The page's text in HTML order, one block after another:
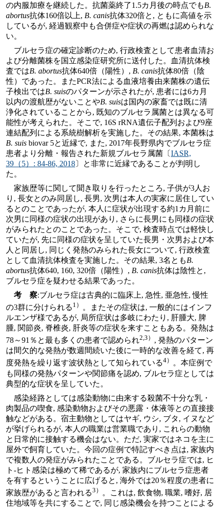
の内服加療を継続した。抗菌薬終了1.5カ月後の時点でもB.
abortus抗体160倍以上, B. canis抗体320倍と, ともに高値を示
しているが, 経過観察中も合併症や症状の再燃は認められな
い。
ブルセラ症の確定診断のため, 行政検査として患者血清お
よび分離菌株を国立感染症研究所に送付した。血清抗体検
査ではB. abortus抗体640倍（陽性）, B. canis抗体80倍（陰
性）であった。またPCR法による血液培養由来菌株の遺伝
子検出ではB. suisのパターンが示されたが, 患者には6カ月
以内の渡航歴がないことやB. suisは国内の家畜では既に清
浄化されていることから, 既知のブルセラ属菌とは異なる可
能性が考えられた。そこで, 16S rRNA遺伝子配列および9座
連結配列による系統樹解析を実施した。その結果, 本菌株は
B. suis biovar 5と近縁で, また, 2017年長野県内でブルセラ症
患者より分離・報告された新規ブルセラ属菌〔IASR,
39（5）: 84-86, 2018〕と非常に近縁であることが判明し
た。
家族歴等に関して聞き取りを行ったところ, 子供が3人お
り, 長女とのみ同居し, 長男, 次男は本人の実家に居住してい
るとのことであったが, 本人に症状が出現する約1カ月前に
次男に同様の症状の出現があり, さらに長男にも同様の症状
がみられたとのことであった。そこで, 検査時点では軽快し
ていたが, 先に同様の症状を呈していた長男・次男および本
人と同居し, 同じく発熱のみられた長女について, 行政検査
として血清抗体検査を実施した。その結果, 3名ともB.
abortus抗体640, 160, 320倍（陽性）, B. canis抗体は陰性と,
ブルセラ症を疑わせる結果であった。
考 察:ブルセラ症は古典的に臨床上, 急性, 亜急性, 慢性
の3群に分けられる 1）
。またその症状は, 一般的にはインフ
ルエンザ様であるが, 局所症状は多岐にわたり, 肝腫大, 脾
腫, 関節炎, 脊椎炎, 肝炎等の症状を来すこともある。発熱は
78～91％と最も多くの患者で認められ2,3） , 発熱のパターン
は間欠的な発熱が数週間続いた後に一時的な改善を経て, 再
度発熱を繰り返す波状熱として知られている4） 。本症例で
も同様の発熱パターンや関節痛を認め, ブルセラ症としては
典型的な症状を呈していた。
感染経路としては感染動物に由来する殺菌不十分な乳・
肉製品の喫食, 感染動物およびその悪露・体液等との直接接
触などがある。宿主動物としてはヤギ, ウシ, ブタ, イヌなど
が挙げられるが, 本人の職業は営業職であり, これらの動物
と日常的に接触する機会はない。ただ, 実家ではネコを主に
屋外で飼育していた。今回の症例で特記すべき点は, 家族内
で複数人の発症がみられたことである。ブルセラ症では, ヒ
ト-ヒト感染は極めて稀であるが, 家族内にブルセラ症患者
を有するということに広げると, 海外では20％程度の患者に
家族歴があると言われる3）
。これは, 飲食物, 職業, 嗜好, 居
住地域等を共にすることで, 同じ感染機会を持つことによる